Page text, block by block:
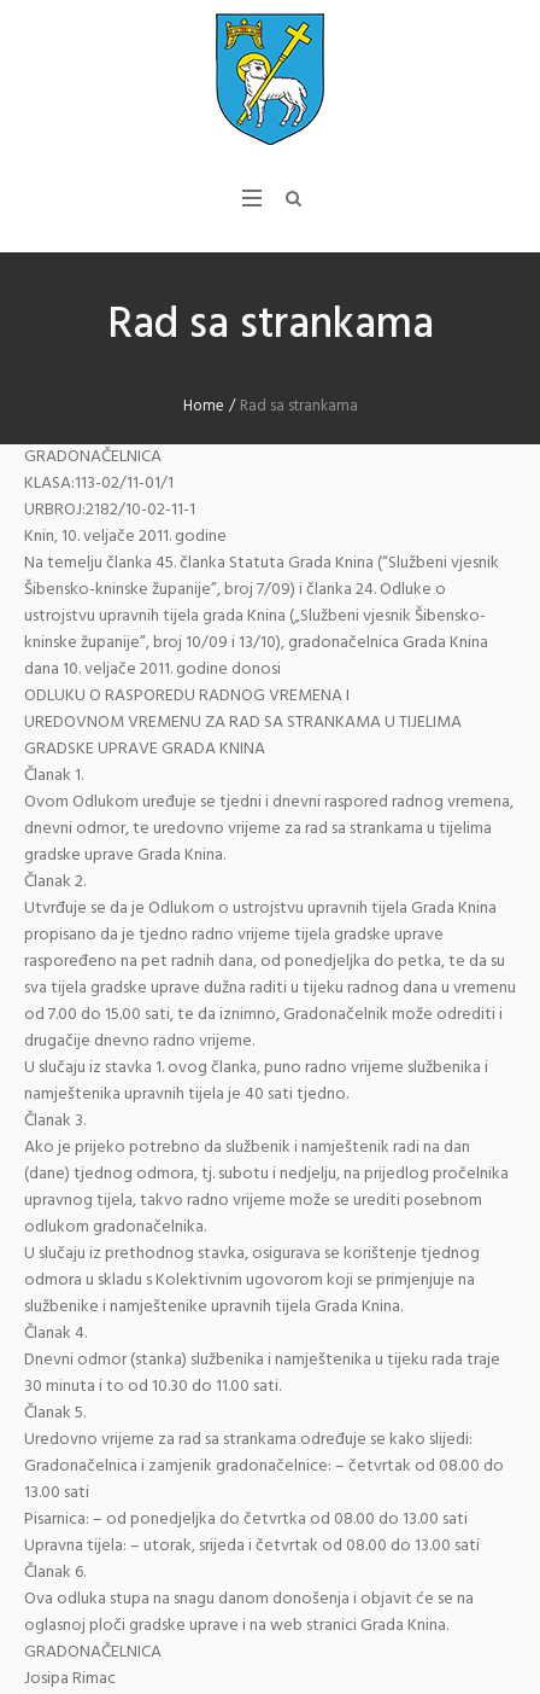
Rad sa strankama
Home /Rad sa strankama
GRADONAČELNICA
KLASA:113-02/11-01/1
URBROJ:2182/10-02-11-1
Knin, 10. veljače 2011. godine
Na temelju članka 45. članka Statuta Grada Knina (“Službeni vjesnik
Šibensko-kninske županije”, broj 7/09) i članka 24. Odluke o
ustrojstvu upravnih tijela grada Knina („Službeni vjesnik Šibensko-
kninske županije”, broj 10/09 i 13/10), gradonačelnica Grada Knina
dana 10. veljače 2011. godine donosi
ODLUKU O RASPOREDU RADNOG VREMENA I
UREDOVNOM VREMENU ZA RAD SA STRANKAMA U TIJELIMA
GRADSKE UPRAVE GRADA KNINA
Članak 1.
Ovom Odlukom uređuje se tjedni i dnevni raspored radnog vremena,
dnevni odmor, te uredovno vrijeme za rad sa strankama u tijelima
gradske uprave Grada Knina.
Članak 2.
Utvrđuje se da je Odlukom o ustrojstvu upravnih tijela Grada Knina
propisano da je tjedno radno vrijeme tijela gradske uprave
raspoređeno na pet radnih dana, od ponedjeljka do petka, te da su
sva tijela gradske uprave dužna raditi u tijeku radnog dana u vremenu
od 7.00 do 15.00 sati, te da iznimno, Gradonačelnik može odrediti i
drugačije dnevno radno vrijeme.
U slučaju iz stavka 1. ovog članka, puno radno vrijeme službenika i
namještenika upravnih tijela je 40 sati tjedno.
Članak 3.
Ako je prijeko potrebno da službenik i namještenik radi na dan
(dane) tjednog odmora, tj. subotu i nedjelju, na prijedlog pročelnika
upravnog tijela, takvo radno vrijeme može se urediti posebnom
odlukom gradonačelnika.
U slučaju iz prethodnog stavka, osigurava se korištenje tjednog
odmora u skladu s Kolektivnim ugovorom koji se primjenjuje na
službenike i namještenike upravnih tijela Grada Knina.
Članak 4.
Dnevni odmor (stanka) službenika i namještenika u tijeku rada traje
30 minuta i to od 10.30 do 11.00 sati.
Članak 5.
Uredovno vrijeme za rad sa strankama određuje se kako slijedi:
Gradonačelnica i zamjenik gradonačelnice: – četvrtak od 08.00 do
13.00 sati
Pisarnica: – od ponedjeljka do četvrtka od 08.00 do 13.00 sati
Upravna tijela: – utorak, srijeda i četvrtak od 08.00 do 13.00 sati
Članak 6.
Ova odluka stupa na snagu danom donošenja i objavit će se na
oglasnoj ploči gradske uprave i na web stranici Grada Knina.
GRADONAČELNICA
Josipa Rimac